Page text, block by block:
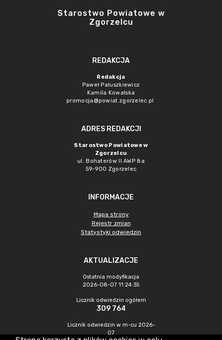
Starostwo Powiatowe w
Zgorzelcu
REDAKCJA
Redakcja
Paweł Paluszkiewicz
Kamila Kowalska
promocja@powiat.zgorzelec.pl
ADRES REDAKCJI
Starostwo Powiatowe w
Zgorzelcu
ul. Bohaterów II AWP 8a
59-900 Zgorzelec
INFORMACJE
Mapa strony
Rejestr zmian
Statystyki odwiedzin
AKTUALIZACJE
Ostatnia modyfikacja
2026-08-07 11:24:35
Licznik odwiedzin ogółem
309 764
Licznik odwiedzin w m-cu 2026-
07